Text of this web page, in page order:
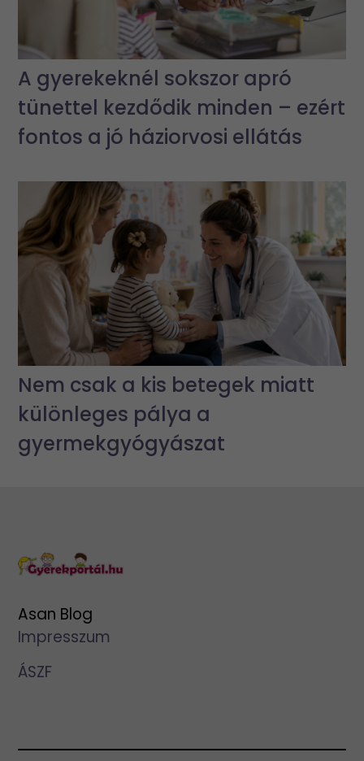
A gyerekeknél sokszor apró
tünettel kezdődik minden – ezért
fontos a jó háziorvosi ellátás
Nem csak a kis betegek miatt
különleges pálya a
gyermekgyógyászat
Asan Blog
Impresszum
ÁSZF